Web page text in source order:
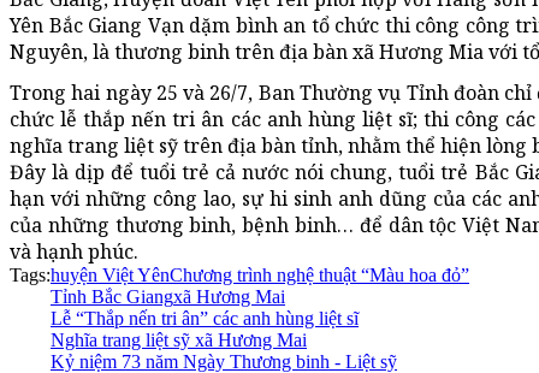
Yên Bắc Giang Vạn dặm bình an tổ chức thi công công
Nguyên, là thương binh trên địa bàn xã Hương Mia với
Trong hai ngày 25 và 26/7, Ban Thường vụ Tỉnh đoàn
chức lễ thắp nến tri ân các anh hùng liệt sĩ; thi công
nghĩa trang liệt sỹ trên địa bàn tỉnh, nhằm thể hiện lòng
Đây là dịp để tuổi trẻ cả nước nói chung, tuổi trẻ Bắc
hạn với những công lao, sự hi sinh anh dũng của các
của những thương binh, bệnh binh… để dân tộc Việt
và hạnh phúc.
Tags:huyện Việt YênChương trình nghệ thuật “Màu hoa đỏ”
Tỉnh Bắc Giangxã Hương Mai
Lễ “Thắp nến tri ân” các anh hùng liệt sĩ
Nghĩa trang liệt sỹ xã Hương Mai
Kỷ niệm 73 năm Ngày Thương binh - Liệt sỹ